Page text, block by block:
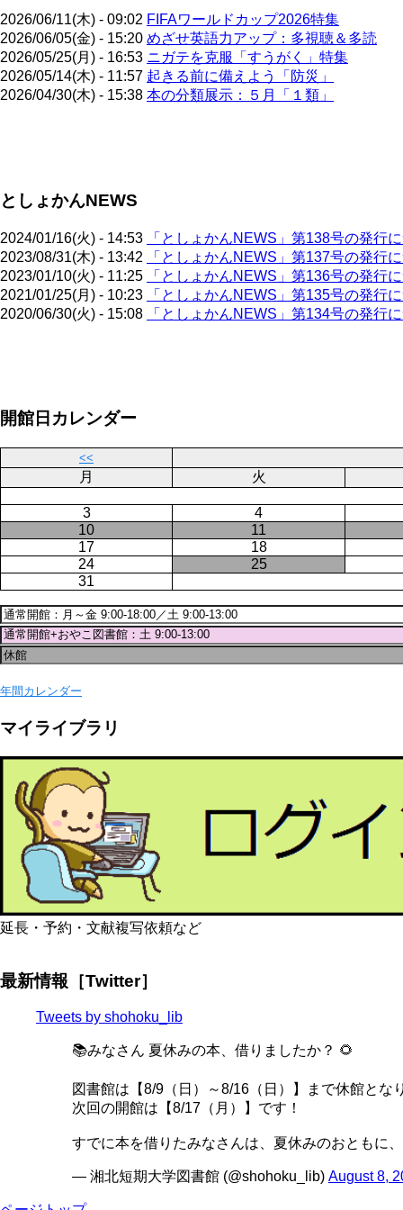
2026/06/11(木) - 09:02 FIFAワールドカップ2026特集
2026/06/05(金) - 15:20 めざせ英語力アップ：多視聴＆多読
2026/05/25(月) - 16:53 ニガテを克服「すうがく」特集
2026/05/14(木) - 11:57 起きる前に備えよう「防災」
2026/04/30(木) - 15:38 本の分類展示：５月「１類」
送
としょかんNEWS
2024/01/16(火) - 14:53
「としょかんNEWS」第138号の発行
2023/08/31(木) - 13:42
「としょかんNEWS」第137号の発行
2023/01/10(火) - 11:25
「としょかんNEWS」第136号の発行
2021/01/25(月) - 10:23
「としょかんNEWS」第135号の発行
2020/06/30(火) - 15:08
「としょかんNEWS」第134号の発行
送
開館日カレンダー
<<
月 火
3
4
10
11
17
18
24
25
31
年間カレンダー
マイライブラリ
延長・予約・文献複写依頼など
最新情報［Twitter］
Tweets by shohoku_lib
📚みなさん 夏休みの本、借りましたか？ 🌻
図書館は【8/9（日）～8/16（日）】まで休館とな
次回の開館は【8/17（月）】です！
すでに本を借りたみなさんは、夏休みのおともに
— 湘北短期大学図書館 (@shohoku_lib) August 8,